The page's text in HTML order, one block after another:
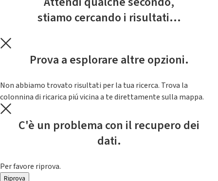
stiamo cercando i risultati...
Prova a esplorare altre opzioni.
Non abbiamo trovato risultati per la tua ricerca. Trova la
colonnina di ricarica piú vicina a te direttamente sulla mappa.
C'è un problema con il recupero dei
dati.
Per favore riprova.
Riprova